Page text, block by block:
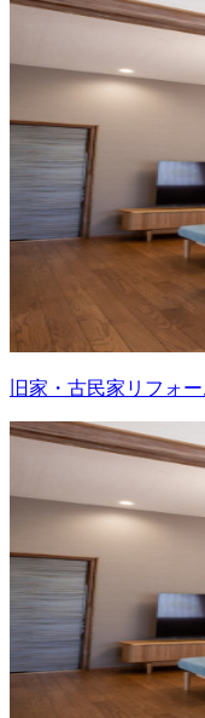
旧家・古民家リフォ